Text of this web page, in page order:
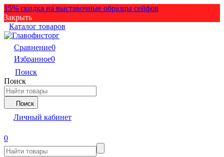
15% скидка на выставочные образцы сейфов
Закрыть
Каталог товаров
Сравнение0
Избранное0
Поиск
Поиск
Поиск
Личный кабинет
0